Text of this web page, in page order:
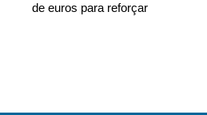
de euros para reforçar